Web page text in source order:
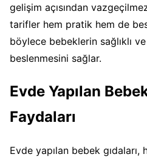
gelişim açısından
tarifler hem pratik hem de
böylece bebeklerin sağlıklı
beslenmesini sağlar.
Evde Yapılan
Faydaları
Evde yapılan bebek gıdaları,